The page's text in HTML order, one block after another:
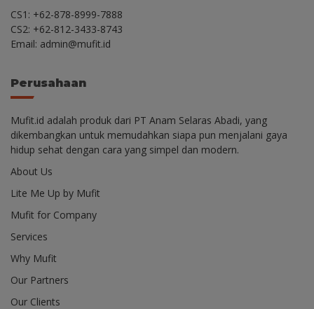
CS1: +62-878-8999-7888
CS2: +62-812-3433-8743
Email: admin@mufit.id
Perusahaan
Mufit.id adalah produk dari PT Anam Selaras Abadi, yang
dikembangkan untuk memudahkan siapa pun menjalani gaya
hidup sehat dengan cara yang simpel dan modern.
About Us
Lite Me Up by Mufit
Mufit for Company
Services
Why Mufit
Our Partners
Our Clients